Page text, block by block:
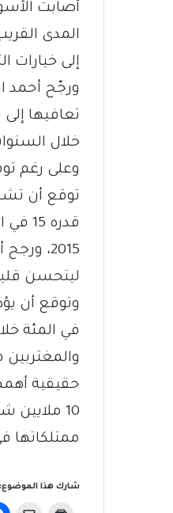
أصابت
المدى
إلى خيارات
ورجّح أحمد
خلال السنوات
وعلى رغم
توقع أن
ليتحسن
وتوقع أن
في المئة
حقيقية
10
ممتلكاتها
شارك هذا الموضوع: